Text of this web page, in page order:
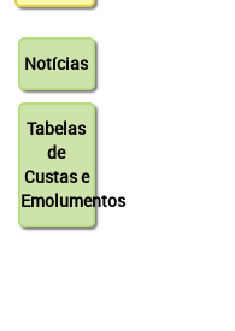
Notícias
Tabelas
de
Custas e
Emolumentos